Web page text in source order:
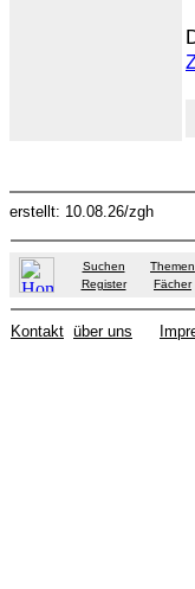
erstellt: 10.08.26/zgh
Suchen Themen
Register
Fächer
Kontakt über uns